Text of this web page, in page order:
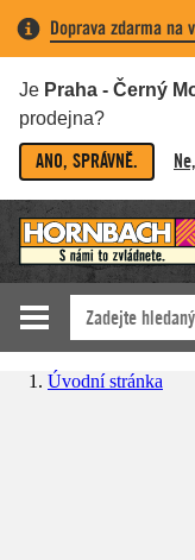
Doprava zdarma na
Je Praha - Černý
prodejna?
ANO, SPRÁVNĚ.
Úvodní stránka